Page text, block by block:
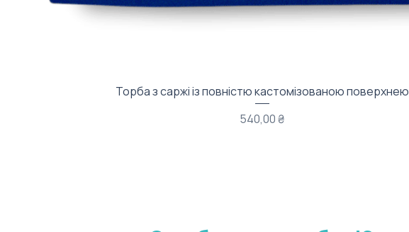
Швидкий перегляд
Торба з саржі із повністю кастомізованою поверхнею
Ціна
540,00 ₴